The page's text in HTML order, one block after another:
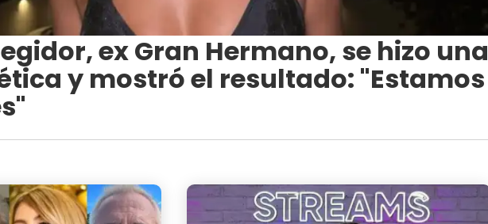
ex Gran Hermano, se hizo una
y mostró el resultado: "Estamos